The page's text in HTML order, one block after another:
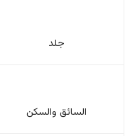
جلد
السائق والسکن